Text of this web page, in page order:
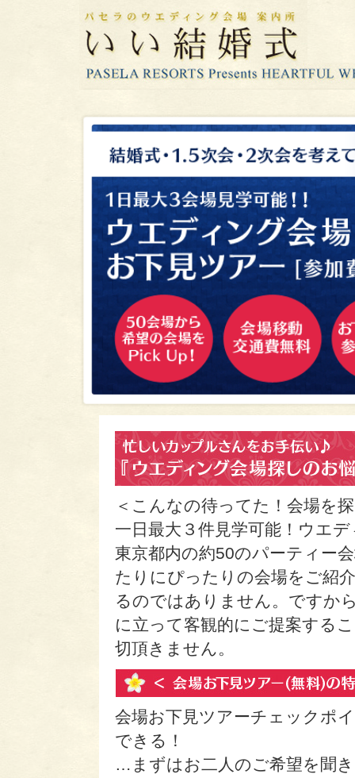
＜こんなの待ってた！会場を
一日最大３件見学可能！ウエ
東京都内の約50のパーティー
たりにぴったりの会場をご紹
るのではありません。ですか
に立って客観的にご提案する
切頂きません。
会場お下見ツアーチェックポ
できる！
…まずはお二人のご希望を聞